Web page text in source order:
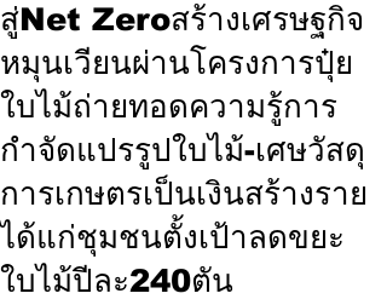
สู่Net Zeroสร้างเศรษฐกิจ
หมุนเวียนผ่านโครงการปุ๋ย
ใบไม้ถ่ายทอดความรู้การ
กำจัดแปรรูปใบไม้-เศษวัสดุ
การเกษตรเป็นเงินสร้างราย
ได้แก่ชุมชนตั้งเป้าลดขยะ
ใบไม้ปีละ240ตัน